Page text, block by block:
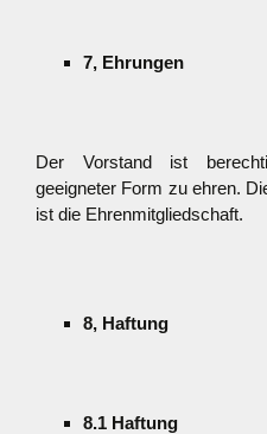
7, Ehrungen
Der Vorstand ist
geeigneter Form zu ehren.
ist die Ehrenmitgliedschaft.
8, Haftung
8.1 Haftung